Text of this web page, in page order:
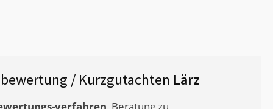
/ Kurzgutachten Lärz